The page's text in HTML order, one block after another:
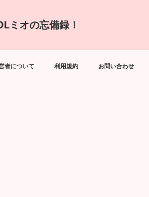
ミオの忘備録！
者について 利用規約 お問い合わせ